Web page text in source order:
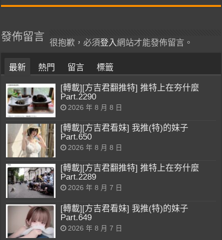
發佈留言
很抱歉，必須登入網站才能發佈留言。
最新 熱門 留言 標籤
[轉載][方吉君翻推特] 推特上在夯什麼
Part.2290
2026 年 8 月 8 日
[轉載][方吉君看妹] 我推(特)的妹子
Part.650
2026 年 8 月 8 日
[轉載][方吉君翻推特] 推特上在夯什麼
Part.2289
2026 年 8 月 7 日
[轉載][方吉君看妹] 我推(特)的妹子
Part.649
2026 年 8 月 7 日